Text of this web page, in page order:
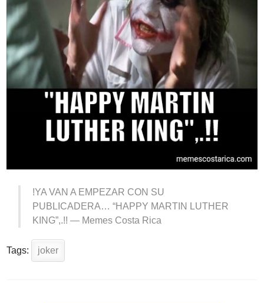
!YA VAN A EMPEZAR CON SU
PUBLICADERA… “HAPPY MARTIN LUTHER
KING”,.!! — Memes Costa Rica
Tags: joker